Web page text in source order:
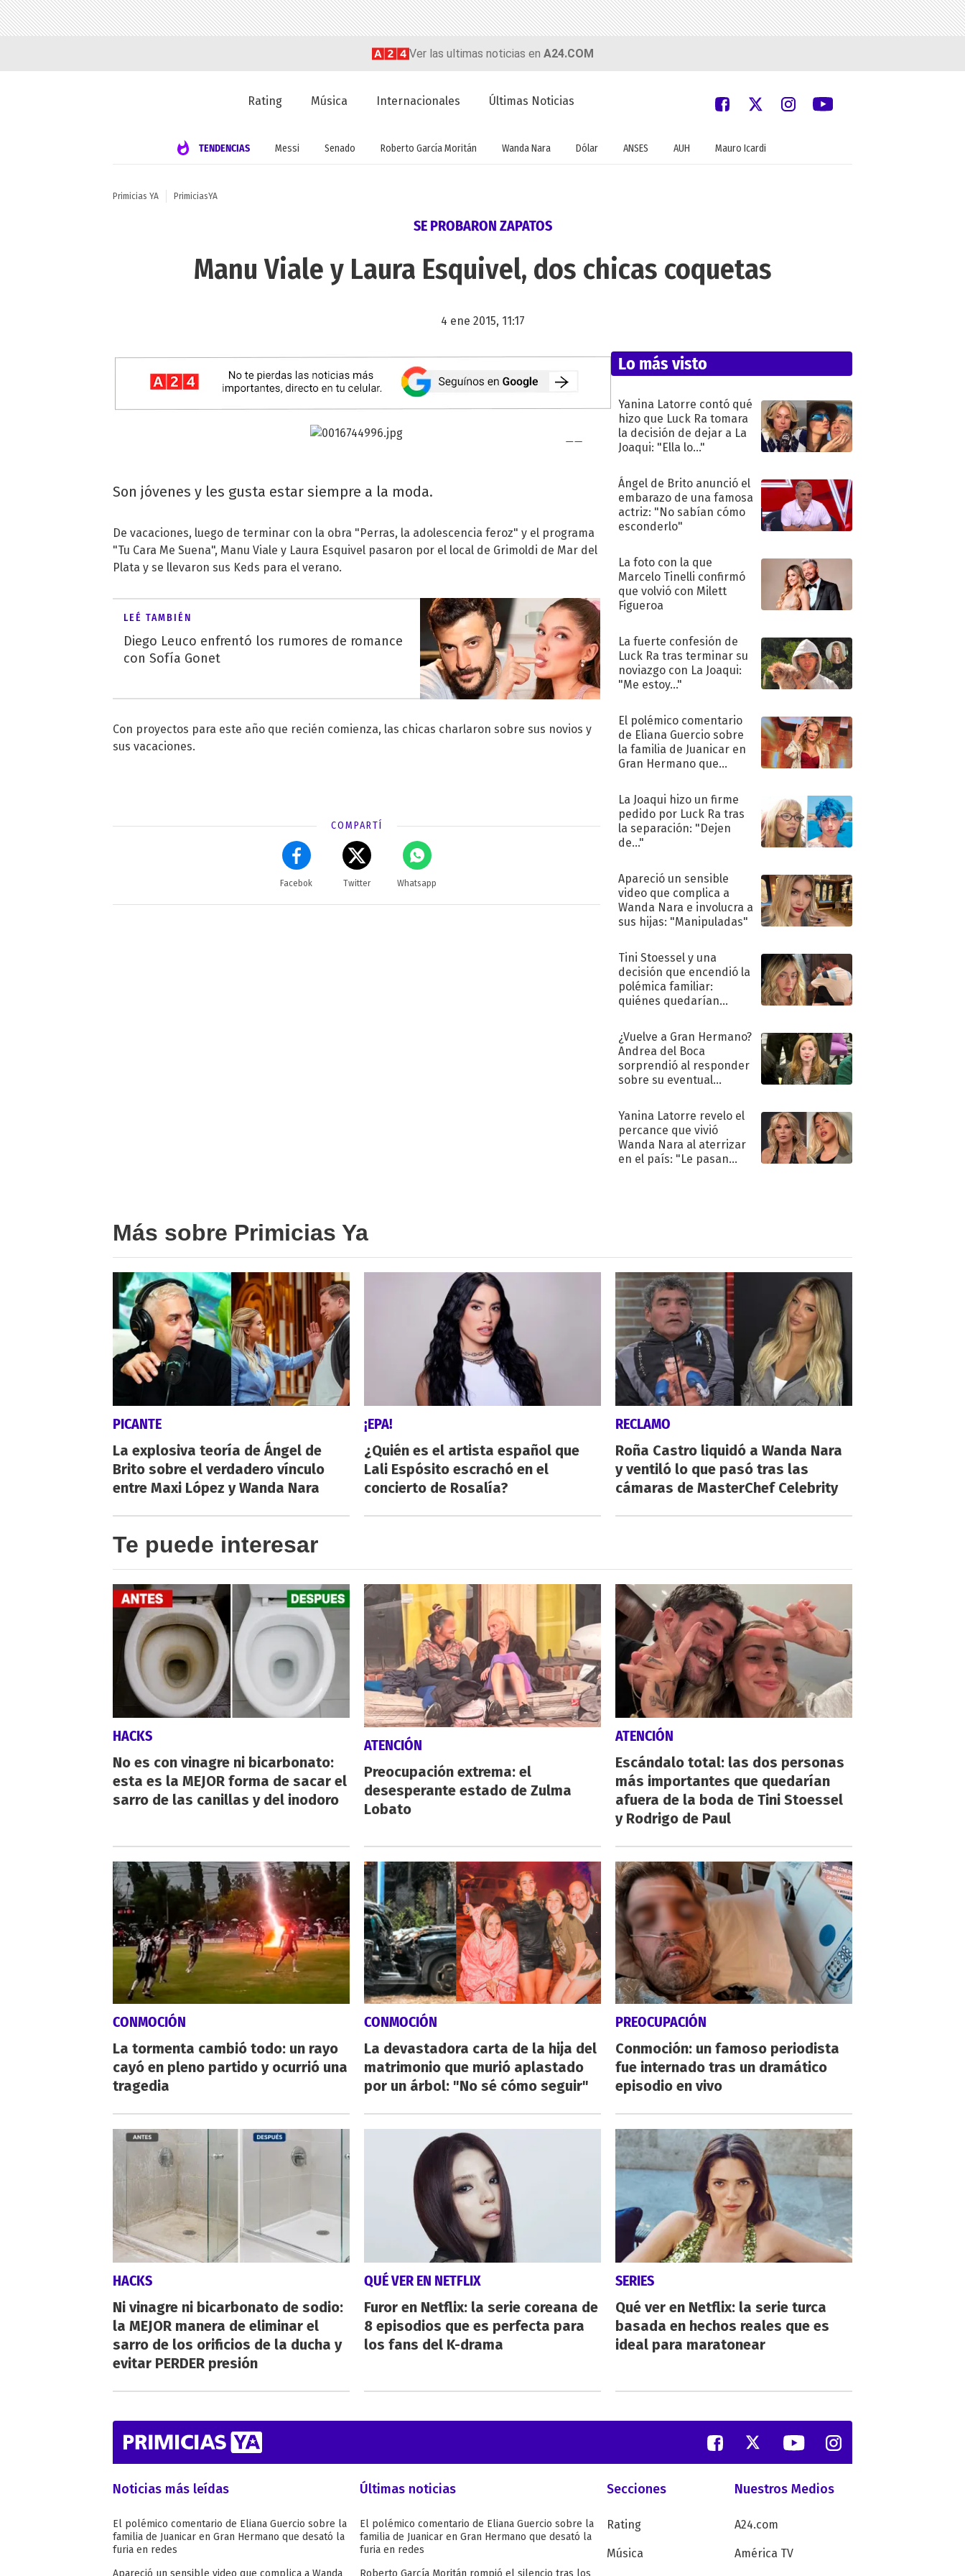
Ver las ultimas noticias en A24.COM
Rating Música Internacionales Últimas Noticias
TENDENCIAS Messi Senado Roberto García Moritán Wanda Nara Dólar ANSES AUH Mauro Icardi
Primicias YA PrimiciasYA
SE PROBARON ZAPATOS
Manu Viale y Laura Esquivel, dos chicas coquetas
4 ene 2015, 11:17
Son jóvenes y les gusta estar siempre a la moda.
De vacaciones, luego de terminar con la obra "Perras, la adolescencia feroz" y el programa
"Tu Cara Me Suena", Manu Viale y Laura Esquivel pasaron por el local de Grimoldi de Mar del
Plata y se llevaron sus Keds para el verano.
LEÉ TAMBIÉN
Diego Leuco enfrentó los rumores de romance
con Sofía Gonet
Con proyectos para este año que recién comienza, las chicas charlaron sobre sus novios y
sus vacaciones.
COMPARTÍ
Facebok Twitter Whatsapp
Lo más visto
Yanina Latorre contó qué
hizo que Luck Ra tomara
la decisión de dejar a La
Joaqui: "Ella lo..."
Ángel de Brito anunció el
embarazo de una famosa
actriz: "No sabían cómo
esconderlo"
La foto con la que
Marcelo Tinelli confirmó
que volvió con Milett
Figueroa
La fuerte confesión de
Luck Ra tras terminar su
noviazgo con La Joaqui:
"Me estoy..."
El polémico comentario
de Eliana Guercio sobre
la familia de Juanicar en
Gran Hermano que
La Joaqui hizo un firme
pedido por Luck Ra tras
la separación: "Dejen
de..."
Apareció un sensible
video que complica a
Wanda Nara e involucra a
sus hijas: "Manipuladas"
Tini Stoessel y una
decisión que encendió la
polémica familiar:
quiénes quedarían
¿Vuelve a Gran Hermano?
Andrea del Boca
sorprendió al responder
sobre su eventual
Yanina Latorre revelo el
percance que vivió
Wanda Nara al aterrizar
en el país: "Le pasan
Más sobre Primicias Ya
PICANTE
La explosiva teoría de Ángel de
Brito sobre el verdadero vínculo
entre Maxi López y Wanda Nara
¡EPA!
¿Quién es el artista español que
Lali Espósito escrachó en el
concierto de Rosalía?
RECLAMO
Roña Castro liquidó a Wanda Nara
y ventiló lo que pasó tras las
cámaras de MasterChef Celebrity
Te puede interesar
HACKS
No es con vinagre ni bicarbonato:
esta es la MEJOR forma de sacar el
sarro de las canillas y del inodoro
ATENCIÓN
Preocupación extrema: el
desesperante estado de Zulma
Lobato
ATENCIÓN
Escándalo total: las dos personas
más importantes que quedarían
afuera de la boda de Tini Stoessel
y Rodrigo de Paul
CONMOCIÓN
La tormenta cambió todo: un rayo
cayó en pleno partido y ocurrió una
tragedia
CONMOCIÓN
La devastadora carta de la hija del
matrimonio que murió aplastado
por un árbol: "No sé cómo seguir"
PREOCUPACIÓN
Conmoción: un famoso periodista
fue internado tras un dramático
episodio en vivo
HACKS
Ni vinagre ni bicarbonato de sodio:
la MEJOR manera de eliminar el
sarro de los orificios de la ducha y
evitar PERDER presión
QUÉ VER EN NETFLIX
Furor en Netflix: la serie coreana de
8 episodios que es perfecta para
los fans del K-drama
SERIES
Qué ver en Netflix: la serie turca
basada en hechos reales que es
ideal para maratonear
Noticias más leídas
El polémico comentario de Eliana Guercio sobre la
familia de Juanicar en Gran Hermano que desató la
furia en redes
Últimas noticias
El polémico comentario de Eliana Guercio sobre la
familia de Juanicar en Gran Hermano que desató la
furia en redes
Secciones
Rating
Música
Nuestros Medios
A24.com
América TV